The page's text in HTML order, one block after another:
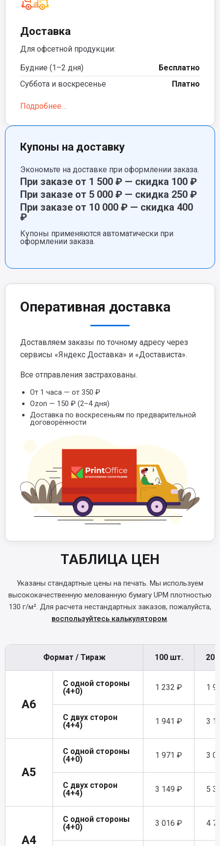
Доставка
Для офсетной продукции:
Будние (1–2 дня)
Бесплатно
Суббота и воскресенье
Платно
Подробнее…
Купоны на доставку
Экономьте на доставке при оформлении заказа.
При заказе от 1 500 ₽ — скидка 100 ₽
При заказе от 5 000 ₽ — скидка 250 ₽
При заказе от 10 000 ₽ — скидка 400
₽
Купоны применяются автоматически при
оформлении заказа.
Оперативная доставка
Доставляем заказы по точному адресу через
сервисы «Яндекс Доставка» и «Достависта».
Все отправления застрахованы.
От 1 часа — от 350 ₽
Ozon — 150 ₽ (2–4 дня)
Доставка по воскресеньям по предварительной
договорённости
ТАБЛИЦА ЦЕН
Указаны стандартные цены на печать. Мы используем
высококачественную мелованную бумагу UPM плотностью
130 г/м². Для расчета нестандартных заказов, пожалуйста,
воспользуйтесь калькулятором.
Формат / Тираж 100 шт.
A6
С одной стороны
(4+0)
1 232 ₽ 1
С двух сторон
(4+4)
1 941 ₽ 3
A5
С одной стороны
(4+0)
1 971 ₽ 3
С двух сторон
(4+4)
3 149 ₽ 5
A4
С одной стороны
(4+0)
3 016 ₽ 4